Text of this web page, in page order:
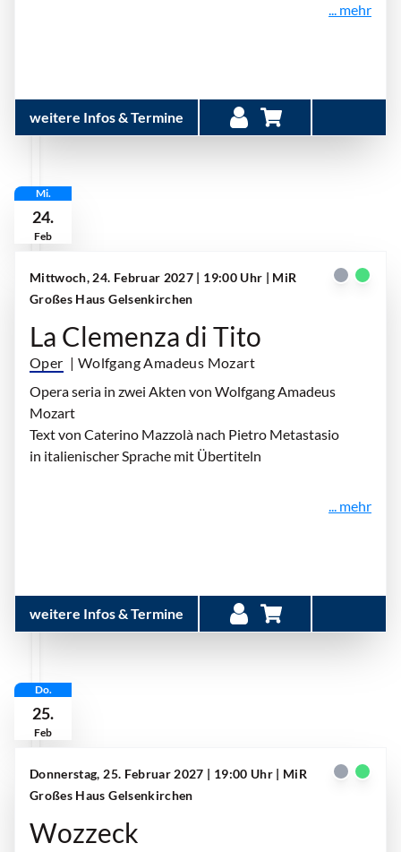
... mehr
weitere Infos & Termine
Mi.
24.
Feb
Mittwoch, 24. Februar 2027 | 19:00 Uhr | MiR
Großes Haus Gelsenkirchen
La Clemenza di Tito
Oper | Wolfgang Amadeus Mozart
Opera seria in zwei Akten von Wolfgang Amadeus
Mozart
Text von Caterino Mazzolà nach Pietro Metastasio
in italienischer Sprache mit Übertiteln
... mehr
weitere Infos & Termine
Do.
25.
Feb
Donnerstag, 25. Februar 2027 | 19:00 Uhr | MiR
Großes Haus Gelsenkirchen
Wozzeck